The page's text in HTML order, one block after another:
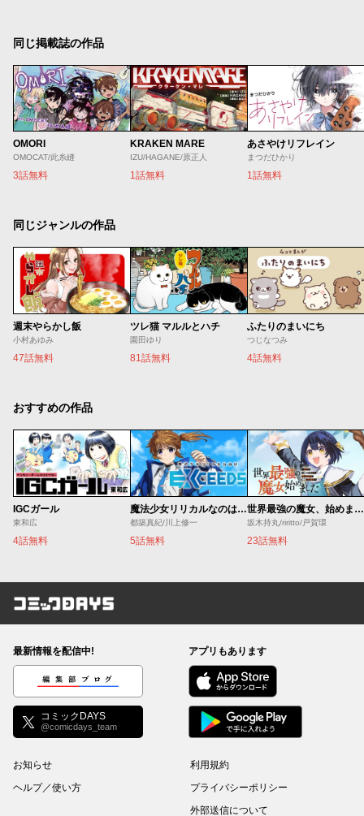
同じ掲載誌の作品
OMORI
OMOCAT/此糸縫
3話無料
KRAKEN MARE
IZU/HAGANE/原正人
1話無料
あさやけリフレイン
まつだひかり
1話無料
同じジャンルの作品
週末やらかし飯
小村あゆみ
47話無料
ツレ猫 マルルとハチ
園田ゆり
81話無料
ふたりのまいにち
つじなつみ
4話無料
おすすめの作品
IGCガール
東和広
4話無料
魔法少女リリカルなのは EXCEEDS
都築真紀/川上修一
5話無料
世界最強の魔女、始めました ～私だけ『攻略サイト』を見れる世界で自由に生きます～
坂木持丸/riritto/戸賀環
23話無料
コミックDAYS
最新情報を配信中!
編集部ブログ
コミックDAYS
@comicdays_team
アプリもあります
お知らせ
ヘルプ／使い方
利用規約
プライバシーポリシー
外部送信について